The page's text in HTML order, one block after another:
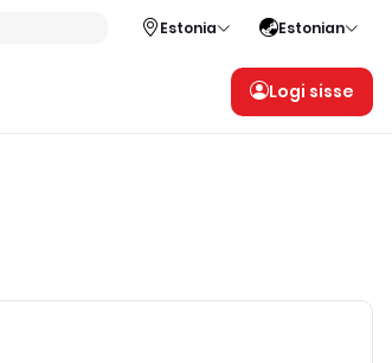
Estonia Estonian
Logi sisse